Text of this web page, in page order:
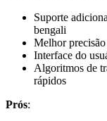
Suporte
bengali
Melhor
Interface do
Algoritmos de
rápidos
Prós: